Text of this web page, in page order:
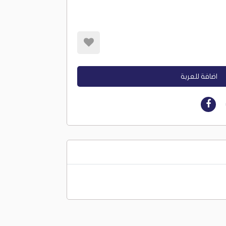
اضافة للعربة